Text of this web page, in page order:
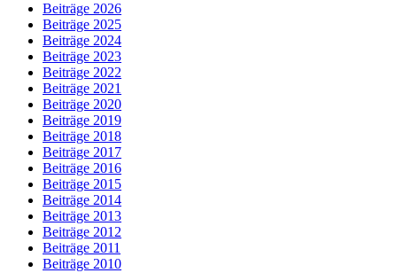
Beiträge 2026
Beiträge 2025
Beiträge 2024
Beiträge 2023
Beiträge 2022
Beiträge 2021
Beiträge 2020
Beiträge 2019
Beiträge 2018
Beiträge 2017
Beiträge 2016
Beiträge 2015
Beiträge 2014
Beiträge 2013
Beiträge 2012
Beiträge 2011
Beiträge 2010